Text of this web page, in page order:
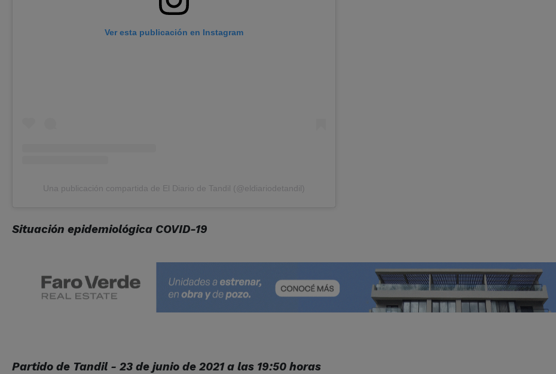
Ver esta publicación en Instagram
Una publicación compartida de El Diario de Tandil (@eldiariodetandil)
Situación epidemiológica COVID-19
Partido de Tandil - 23 de junio de 2021 a las 19:50 horas